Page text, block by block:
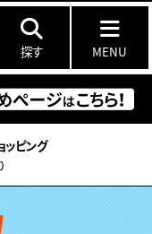
探す MENU
ッピング